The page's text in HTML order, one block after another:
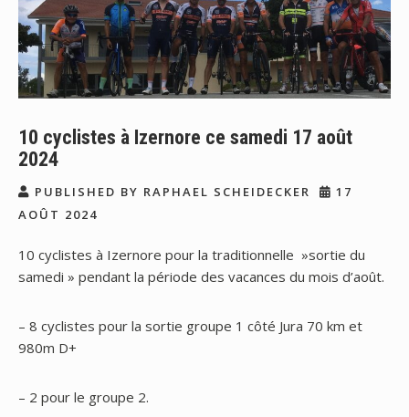
10 cyclistes à Izernore ce samedi 17 août
2024
PUBLISHED BY RAPHAEL SCHEIDECKER
17
AOÛT 2024
10 cyclistes à Izernore pour la traditionnelle »sortie du
samedi » pendant la période des vacances du mois d’août.
– 8 cyclistes pour la sortie groupe 1 côté Jura 70 km et
980m D+
– 2 pour le groupe 2.